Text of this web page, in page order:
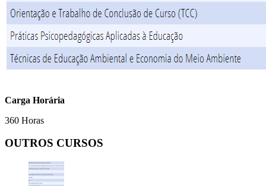
Carga Horária
360 Horas
OUTROS CURSOS